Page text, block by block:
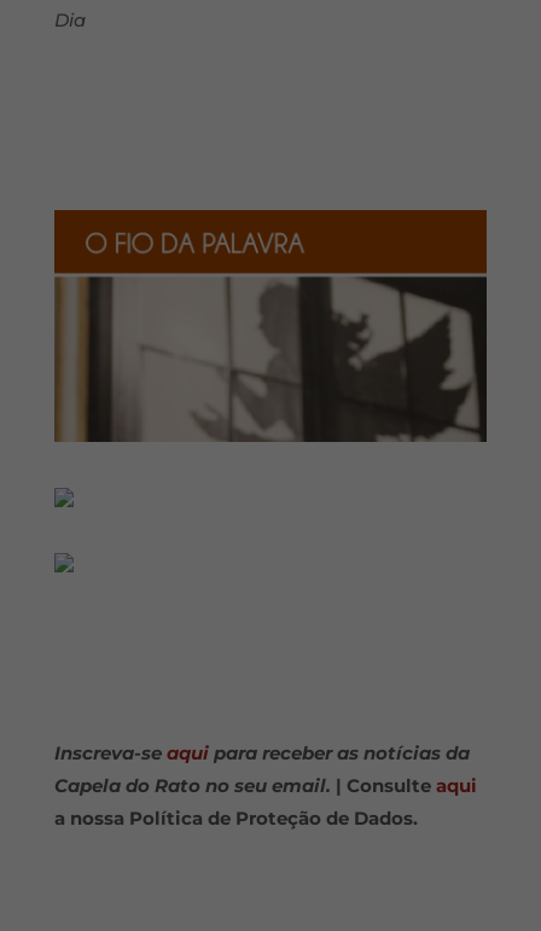
Dia
Inscreva-se aquipara receber as notícias da
Capela do Rato no seu email. | Consulte aqui
a nossa Política de Proteção de Dados.